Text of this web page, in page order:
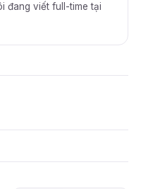
đang viết full-time tại